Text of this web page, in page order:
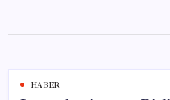
content
HABER